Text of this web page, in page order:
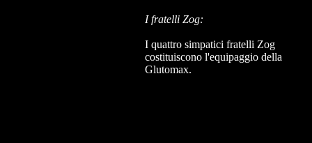
I fratelli Zog:
I quattro simpatici fratelli Zog
costituiscono l'equipaggio della
Glutomax.